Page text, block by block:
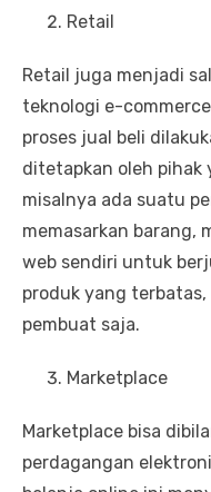
Retail
Retail juga menjadi
teknologi e-
proses jual beli
ditetapkan oleh pihak
misalnya ada suatu
memasarkan barang,
web sendiri untuk
produk yang
pembuat saja.
Marketplace
Marketplace bisa
perdagangan